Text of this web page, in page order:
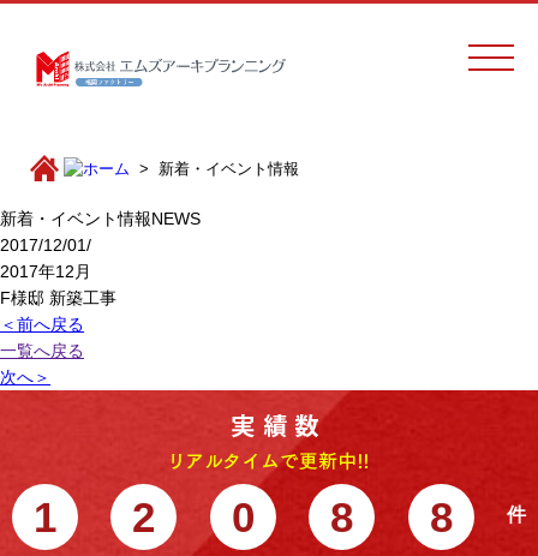
新着・イベント情報
新着・イベント情報NEWS
2017/12/01/
2017年12月
F様邸 新築工事
＜前へ戻る
一覧へ戻る
次へ＞
1 2 0 8 8